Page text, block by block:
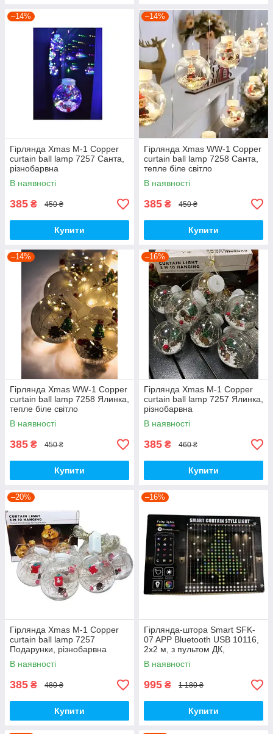
–14%
Гірлянда Xmas M-1 Copper
curtain ball lamp 7257 Санта,
різнобарвна
В наявності
385 ₴ 450 ₴
Купити
–14%
Гірлянда Xmas WW-1 Copper
curtain ball lamp 7258 Санта,
тепле біле світло
В наявності
385 ₴ 450 ₴
Купити
–14%
Гірлянда Xmas WW-1 Copper
curtain ball lamp 7258 Ялинка,
тепле біле світло
В наявності
385 ₴ 450 ₴
Купити
–16%
Гірлянда Xmas M-1 Copper
curtain ball lamp 7257 Ялинка,
різнобарвна
В наявності
385 ₴ 460 ₴
Купити
–20%
Гірлянда Xmas M-1 Copper
curtain ball lamp 7257
Подарунки, різнобарвна
В наявності
385 ₴ 480 ₴
Купити
–16%
Гірлянда-штора Smart SFK-
07 APP Bluetooth USB 10116,
2х2 м, з пультом ДК,
різнобарвна
В наявності
995 ₴ 1 180 ₴
Купити